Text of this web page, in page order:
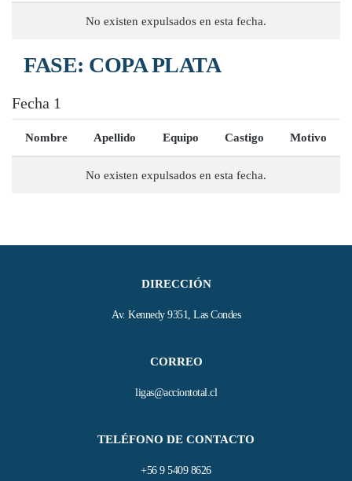
No existen expulsados en esta fecha.
FASE: COPA PLATA
Fecha 1
Nombre Apellido Equipo Castigo Motivo
No existen expulsados en esta fecha.
DIRECCIÓN
Av. Kennedy 9351, Las Condes
CORREO
ligas@acciontotal.cl
TELÉFONO DE CONTACTO
+56 9 5409 8626